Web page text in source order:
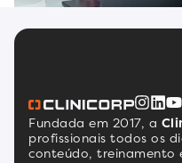
Fundada em 2017, a
profissionais todos os
conteúdo, treinamento